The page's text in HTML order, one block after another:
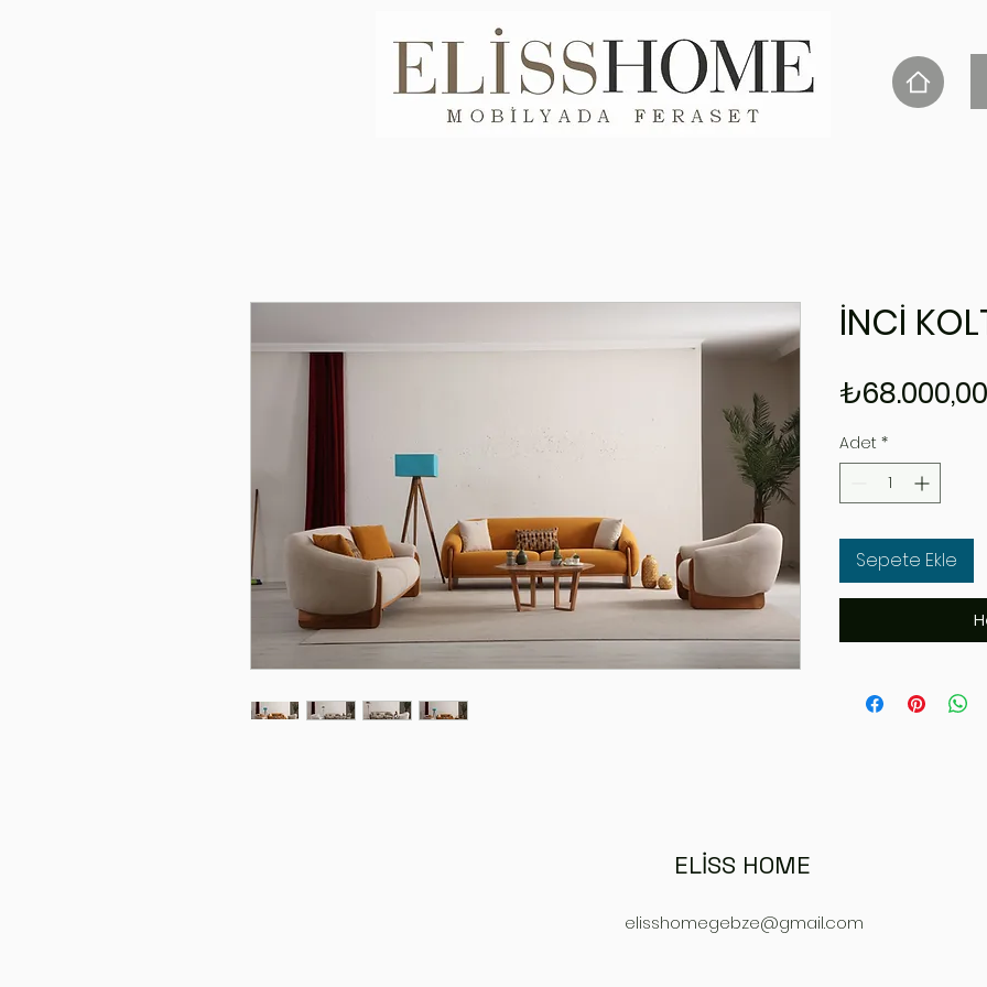
İNCİ
₺68.000,00
Adet *
Sepete Ekle
ELİSS HOME
elisshomegebze@gmail.com